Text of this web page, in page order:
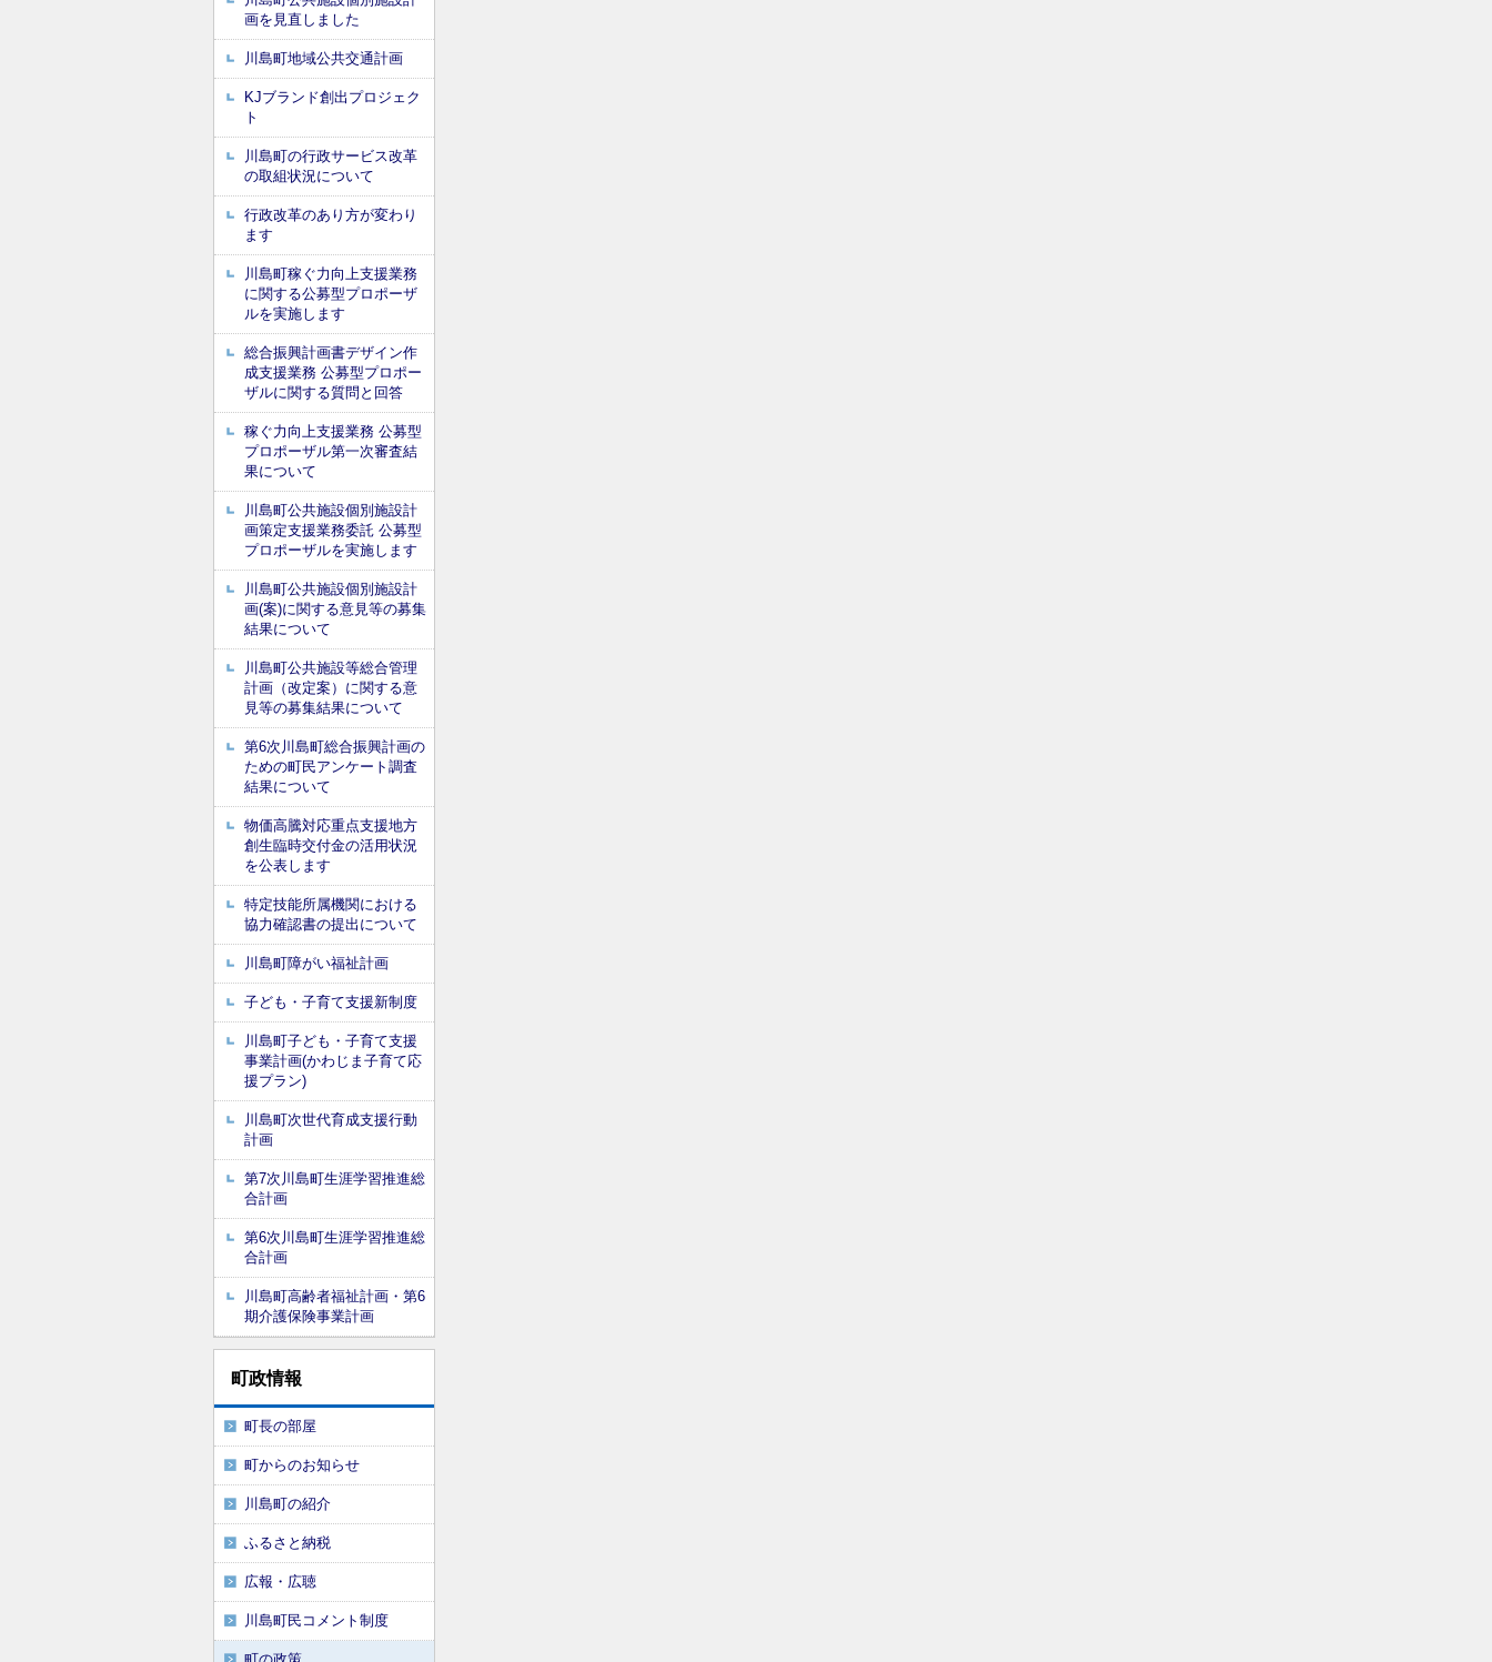
画を見直しました
川島町地域公共交通計画
KJブランド創出プロジェク
ト
川島町の行政サービス改革
の取組状況について
行政改革のあり方が変わり
ます
川島町稼ぐ力向上支援業務
に関する公募型プロポーザ
ルを実施します
総合振興計画書デザイン作
成支援業務 公募型プロポー
ザルに関する質問と回答
稼ぐ力向上支援業務 公募型
プロポーザル第一次審査結
果について
川島町公共施設個別施設計
画策定支援業務委託 公募型
プロポーザルを実施します
川島町公共施設個別施設計
画(案)に関する意見等の募集
結果について
川島町公共施設等総合管理
計画（改定案）に関する意
見等の募集結果について
第6次川島町総合振興計画の
ための町民アンケート調査
結果について
物価高騰対応重点支援地方
創生臨時交付金の活用状況
を公表します
特定技能所属機関における
協力確認書の提出について
川島町障がい福祉計画
子ども・子育て支援新制度
川島町子ども・子育て支援
事業計画(かわじま子育て応
援プラン)
川島町次世代育成支援行動
計画
第7次川島町生涯学習推進総
合計画
第6次川島町生涯学習推進総
合計画
川島町高齢者福祉計画・第6
期介護保険事業計画
町政情報
町長の部屋
町からのお知らせ
川島町の紹介
ふるさと納税
広報・広聴
川島町民コメント制度